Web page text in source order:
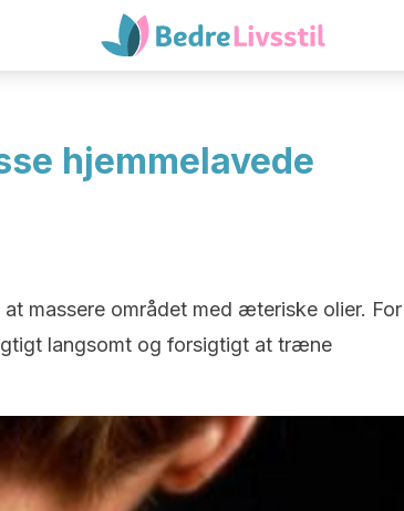
hjemmelavede
massere området med æteriske olier. For
langsomt og forsigtigt at træne